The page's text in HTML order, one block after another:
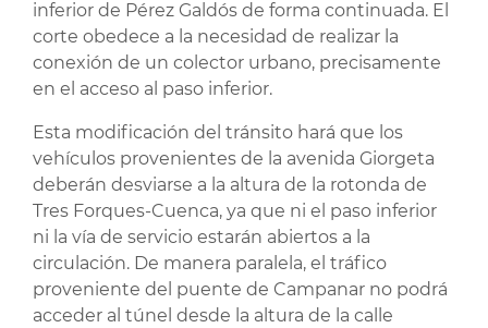
inferior de Pérez Galdós de forma continuada. El
corte obedece a la necesidad de realizar la
conexión de un colector urbano, precisamente
en el acceso al paso inferior.
Esta modificación del tránsito hará que los
vehículos provenientes de la avenida Giorgeta
deberán desviarse a la altura de la rotonda de
Tres Forques-Cuenca, ya que ni el paso inferior
ni la vía de servicio estarán abiertos a la
circulación. De manera paralela, el tráfico
proveniente del puente de Campanar no podrá
acceder al túnel desde la altura de la calle